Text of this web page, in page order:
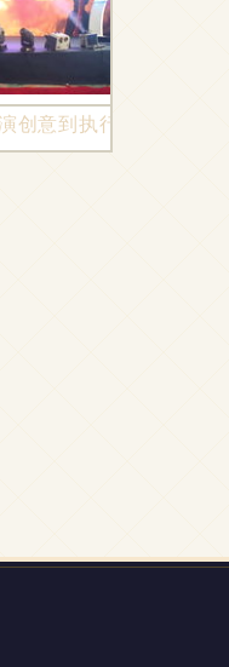
创意到执行的全面指南